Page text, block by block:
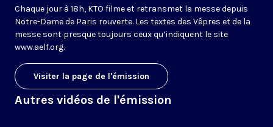
Chaque jour à 18h, KTO filme et retransmet la messe depuis
Notre-Dame de Paris rouverte. Les textes des Vêpres et de la
messe sont presque toujours ceux qu’indiquent le site
www.aelf.org.
Visiter la page de l'émission
Autres vidéos de l'émission